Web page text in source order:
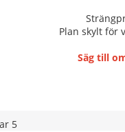
Plan skylt för
Säg till
5